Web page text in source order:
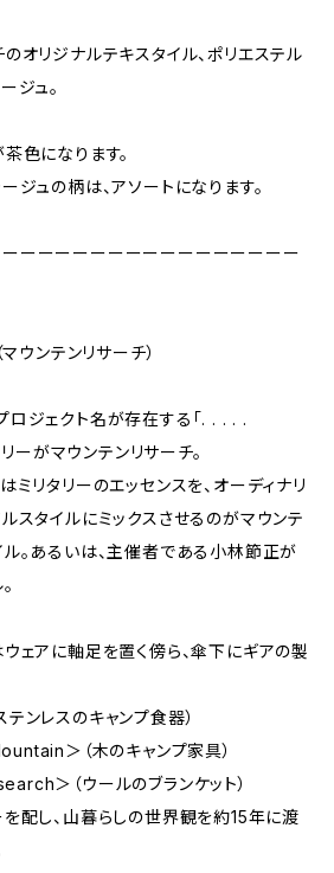
オリジナルテキスタイル、ポリエステル
ジュ。
色になります。
ジュの柄は、アソートになります。
ーーーーーーーーーーーーーーーー
ンテンリサーチ）
ロジェクト名が存在する「. . . . .
がマウンテンリサーチ。
ミリタリーのエッセンスを、オーディナリ
スタイルにミックスさせるのがマウンテ
。あるいは、主催者である小林節正が
ェアに軸足を置く傍ら、傘下にギアの製
ンレスのキャンプ食器）
＞（木のキャンプ家具）
＞（ウールのブランケット）
配し、山暮らしの世界観を約15年に渡